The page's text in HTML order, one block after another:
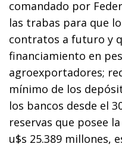
comandado por
las trabas para que
contratos a futuro y
financiamiento en
agroexportadores;
mínimo de los
los bancos desde el
reservas que posee
u$s 25.389 millones,